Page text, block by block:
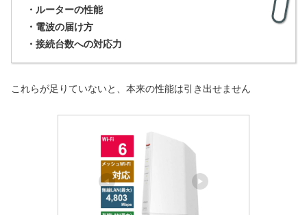
・ルーターの性能
・電波の届け方
・接続台数への対応力
これらが足りていないと、本来の性能は引き出せません